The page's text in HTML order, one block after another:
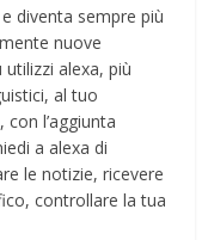
diventa sempre più
nuove
alexa, più
al tuo
l’aggiunta
a alexa di
le notizie, ricevere
controllare la tua